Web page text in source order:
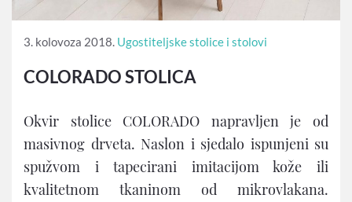
3. kolovoza 2018. Ugostiteljske stolice i stolovi
COLORADO STOLICA
Okvir stolice COLORADO napravljen je od
masivnog drveta. Naslon i sjedalo ispunjeni su
spužvom i tapecirani imitacijom kože ili
kvalitetnom tkaninom od mikrovlakana.